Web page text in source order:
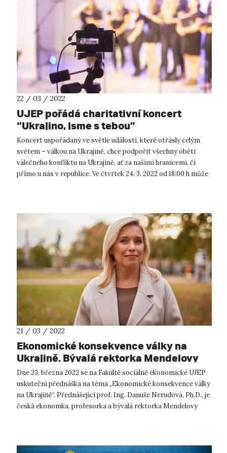
22 / 03 / 2022
UJEP pořádá charitativní koncert
“Ukrajino, jsme s tebou”
Koncert uspořádaný ve světle událostí, které otřásly celým
světem – válkou na Ukrajině, chce podpořit všechny oběti
válečného konfliktu na Ukrajině, ať za našimi hranicemi, či
přímo u nás v republice. Ve čtvrtek 24. 3. 2022 od 18:00 h může
21 / 03 / 2022
Ekonomické konsekvence války na
Ukrajině. Bývalá rektorka Mendelovy
univerzity v Brně přednáší na UJEP.
Dne 23. března 2022 se na Fakultě sociálně ekonomické UJEP
uskuteční přednáška na téma „Ekonomické konsekvence války
na Ukrajině“. Přednášející prof. Ing. Danuše Nerudová, Ph.D., je
česká ekonomka, profesorka a bývalá rektorka Mendelovy